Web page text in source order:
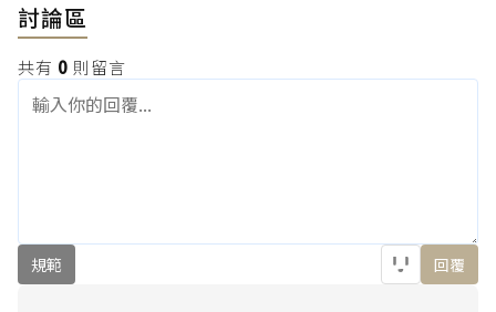
討論區
共有 0 則留言
規範 回覆